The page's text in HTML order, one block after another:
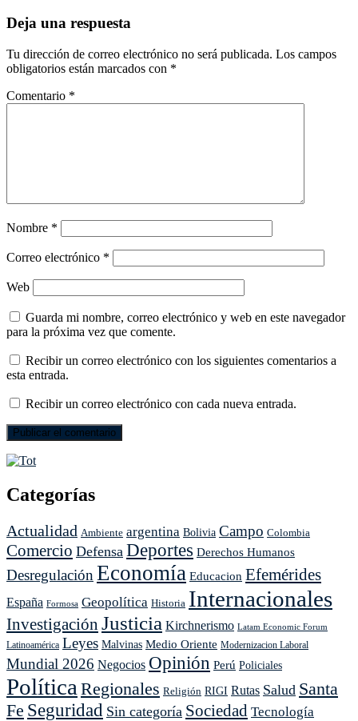
Deja una respuesta
Tu dirección de correo electrónico no será publicada. Los campos
obligatorios están marcados con *
Comentario *
Nombre *
Correo electrónico *
Web
Guarda mi nombre, correo electrónico y web en este navegador
para la próxima vez que comente.
Recibir un correo electrónico con los siguientes comentarios a
esta entrada.
Recibir un correo electrónico con cada nueva entrada.
Categorías
Actualidad Ambiente argentina Bolivia Campo Colombia
Comercio Defensa Deportes Derechos Humanos
Desregulación Economía Educacion Efemérides
España Formosa Geopolítica Historia Internacionales
Investigación Justicia Kirchnerismo Latam Economic Forum
Latinoamérica Leyes Malvinas Medio Oriente Modernizacion Laboral
Mundial 2026 Negocios Opinión Perú Policiales
Política Regionales Religión RIGI Rutas Salud Santa
Fe Seguridad Sin categoría Sociedad Tecnología